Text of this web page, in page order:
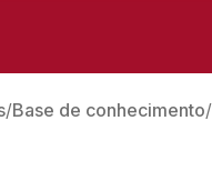
Base de conhecimento